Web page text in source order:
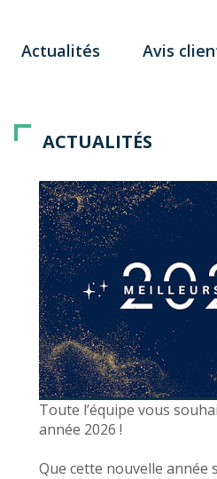
Actualités Avis
ACTUALITÉS
Toute l’équipe vous
année 2026 !
Que cette nouvelle année